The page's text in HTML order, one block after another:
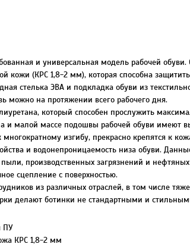
и универсальная модель рабочей обуви.
кожи (КРС 1,8-2 мм), которая способна
стелька ЭВА и подкладка обуви из
можно на протяжении всего рабочего дня.
который способен прослужить
и малой массе подошвы рабочей обуви имеют
изгибу, прекрасно крепятся к
и водонепроницаемость низа обуви.
производственных загрязнений и
сцепление с поверхностью.
из различных отраслей, в том числе
делают ботинки не стандартными и
ПУ
КРС 1,8-2 мм